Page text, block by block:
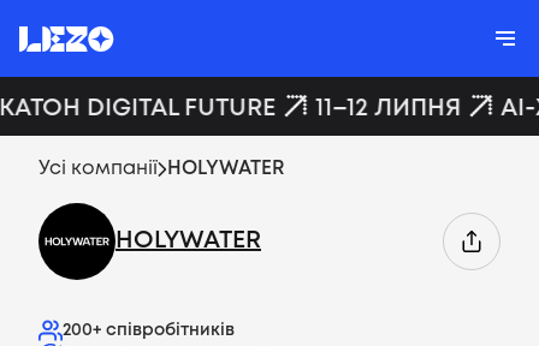
DIGITAL FUTURE 11–12 ЛИПНЯ AI-
Усі компанії HOLYWATER
HOLYWATER
200+ співробітників